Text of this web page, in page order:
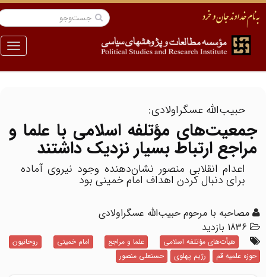
منو
حبیب‌الله عسگراولادی:
جمعیت‌های مؤتلفه اسلامی با علما و
مراجع ارتباط بسیار نزدیک داشتند
اعدام انقلابی منصور نشان‌دهنده وجود نیروی آماده
برای دنبال کردن اهداف امام خمینی بود
مصاحبه با مرحوم حبیب‌الله عسگراولادی
1836 بازدید
هیأت‌های مؤتلفه اسلامی علما و مراجع امام خمینی
روحانیون
حوزه علمیه قم
رژیم پهلوی حسنعلی منصور